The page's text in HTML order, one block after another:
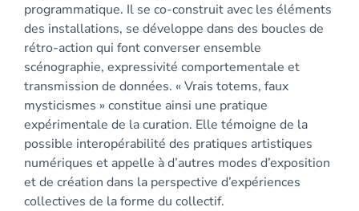
programmatique. Il se co-construit avec les éléments
des installations, se développe dans des boucles de
rétro-action qui font converser ensemble
scénographie, expressivité comportementale et
transmission de données. « Vrais totems, faux
mysticismes » constitue ainsi une pratique
expérimentale de la curation. Elle témoigne de la
possible interopérabilité des pratiques artistiques
numériques et appelle à d’autres modes d’exposition
et de création dans la perspective d’expériences
collectives de la forme du collectif.